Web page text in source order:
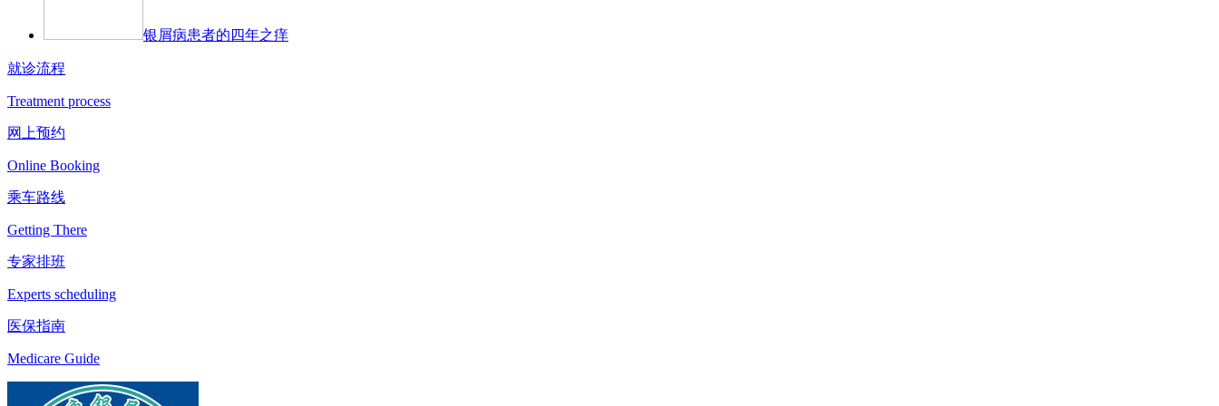
银屑病患者的四年之痒
就诊流程
Treatment process
网上预约
Online Booking
乘车路线
Getting There
专家排班
Experts scheduling
医保指南
Medicare Guide